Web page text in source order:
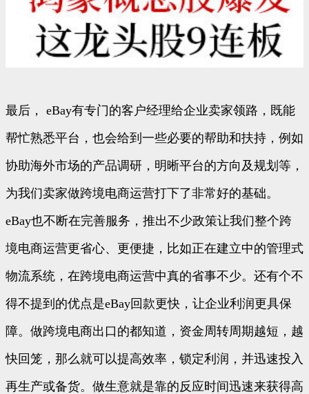
最后， eBay有专门的客户经理给企业卖家领路，既能
帮忙熟悉平台，也会给到一些必要的帮助和扶持，例如
协助海外市场的产品调研，明晰平台的方向及规划等，
为我们卖家做跨境电商运营打下了非常好的基础。
eBay也不断在完善服务，推出不少政策让我们整个跨
境电商运营更省心、更便捷，比如正在建立中的管理式
物流系统，在跨境电商运营中真的省事不少。还有个不
得不提到的优点是eBay回款更快，让企业利润更具保
障。做跨境电商出口的都知道，资金周转周期越短，越
快回笼，那么就可以提高效率，锁定利润，并迅速投入
再生产或备货。做生意就是靠的反应时间迅速来获得高